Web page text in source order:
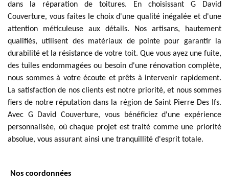
dans la réparation de toitures. En choisissant G David
Couverture, vous faites le choix d'une qualité inégalée et d'une
attention méticuleuse aux détails. Nos artisans, hautement
qualifiés, utilisent des matériaux de pointe pour garantir la
durabilité et la résistance de votre toit. Que vous ayez une fuite,
des tuiles endommagées ou besoin d'une rénovation complète,
nous sommes à votre écoute et prêts à intervenir rapidement.
La satisfaction de nos clients est notre priorité, et nous sommes
fiers de notre réputation dans la région de Saint Pierre Des Ifs.
Avec G David Couverture, vous bénéficiez d'une expérience
personnalisée, où chaque projet est traité comme une priorité
absolue, vous assurant ainsi une tranquillité d'esprit totale.
Nos coordonnées